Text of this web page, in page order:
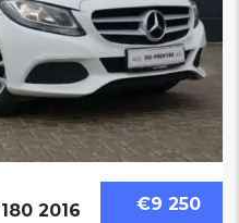
€9 250
2016